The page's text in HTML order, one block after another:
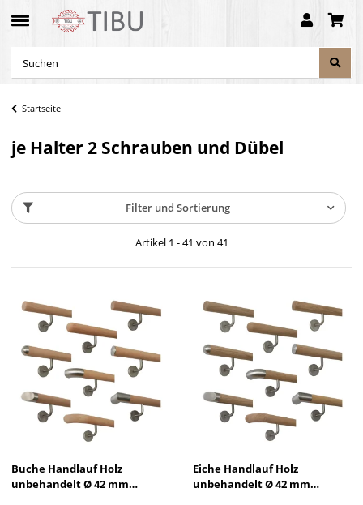
Startseite
je Halter 2 Schrauben und Dübel
Filter und Sortierung
Artikel 1 - 41 von 41
Buche Handlauf Holz
unbehandelt Ø 42 mm
Eiche Handlauf Holz
unbehandelt Ø 42 mm